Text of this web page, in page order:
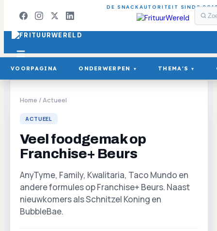
DE SNACKAUTORITEIT SINDS
VOORPAGINA ONDERWERPEN ▾ THEMA'S ▾
Home /Actueel
ACTUEEL
Veel foodgemak op
Franchise+ Beurs
AnyTyme, Family, Kwalitaria, Taco Mundo en
andere formules op Franchise+ Beurs. Naast
nieuwkomers als Schnitzel Koning en
BubbleBae.